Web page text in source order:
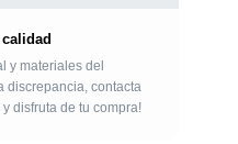
y materiales del
discrepancia, contacta
disfruta de tu compra!